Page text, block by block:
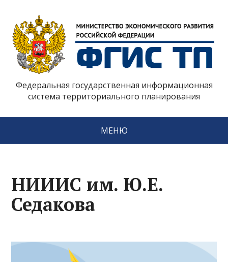
Федеральная государственная информационная
система территориального планирования
МЕНЮ
НИИИС им. Ю.Е.
Седакова